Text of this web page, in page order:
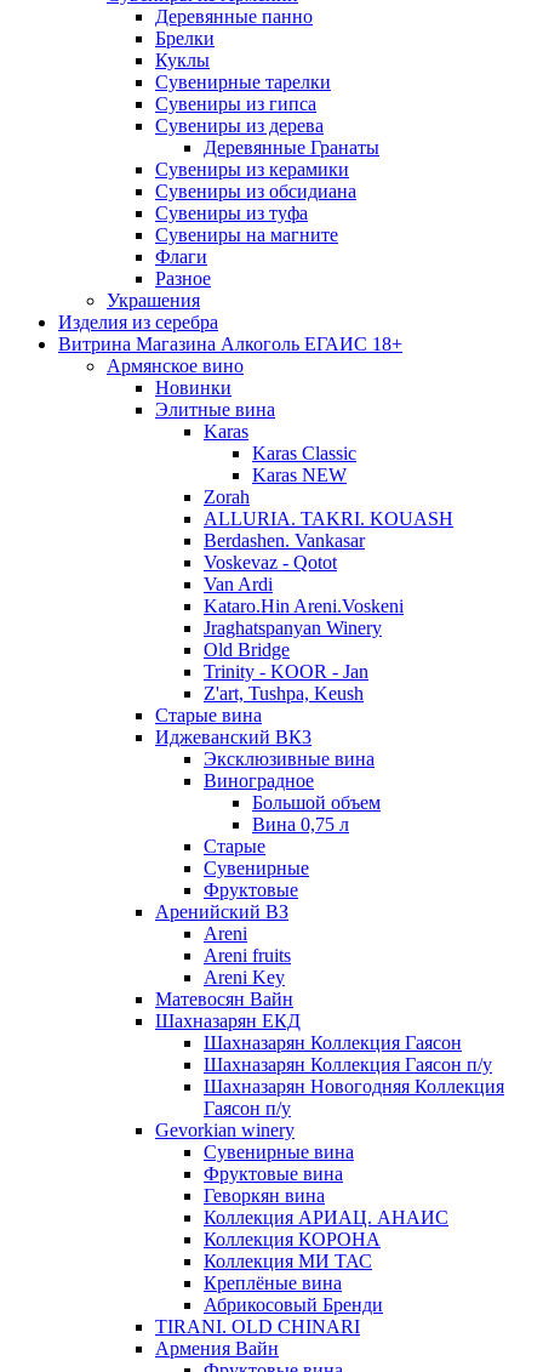
Деревянные панно
Брелки
Куклы
Сувенирные тарелки
Сувениры из гипса
Сувениры из дерева
Деревянные Гранаты
Сувениры из керамики
Сувениры из обсидиана
Сувениры из туфа
Сувениры на магните
Флаги
Разное
Украшения
Изделия из серебра
Витрина Магазина Алкоголь ЕГАИС 18+
Армянское вино
Новинки
Элитные вина
Karas
Karas Classic
Karas NEW
Zorah
ALLURIA. TAKRI. KOUASH
Berdashen. Vankasar
Voskevaz - Qotot
Van Ardi
Kataro.Hin Areni.Voskeni
Jraghatspanyan Winery
Old Bridge
Trinity - KOOR - Jan
Z'art, Tushpa, Keush
Старые вина
Иджеванский ВК3
Эксклюзивные вина
Виноградное
Большой объем
Вина 0,75 л
Старые
Сувенирные
Фруктовые
Аренийский ВЗ
Areni
Areni fruits
Areni Key
Матевосян Вайн
Шахназарян ЕКД
Шахназарян Коллекция Гаясон
Шахназарян Коллекция Гаясон п/у
Шахназарян Новогодняя Коллекция
Гаясон п/у
Gevorkian winery
Сувенирные вина
Фруктовые вина
Геворкян вина
Коллекция АРИАЦ. АНАИС
Коллекция КОРОНА
Коллекция МИ ТАС
Креплёные вина
Абрикосовый Бренди
TIRANI. OLD CHINARI
Армения Вайн